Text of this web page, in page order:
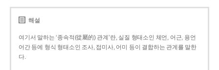
해설
여기서 말하는 ‘종속적(從屬的) 관계’란, 실질 형태소인 체언, 어근, 용언
어간 등에 형식 형태소인 조사, 접미사, 어미 등이 결합하는 관계를 말한
다.